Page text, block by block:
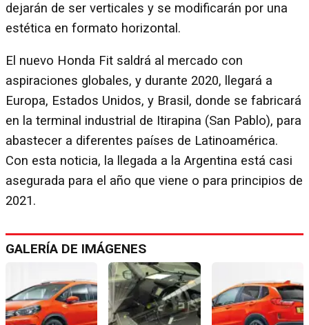
dejarán de ser verticales y se modificarán por una
estética en formato horizontal.
El nuevo Honda Fit saldrá al mercado con
aspiraciones globales, y durante 2020, llegará a
Europa, Estados Unidos, y Brasil, donde se fabricará
en la terminal industrial de Itirapina (San Pablo), para
abastecer a diferentes países de Latinoamérica.
Con esta noticia, la llegada a la Argentina está casi
asegurada para el año que viene o para principios de
2021.
GALERÍA DE IMÁGENES